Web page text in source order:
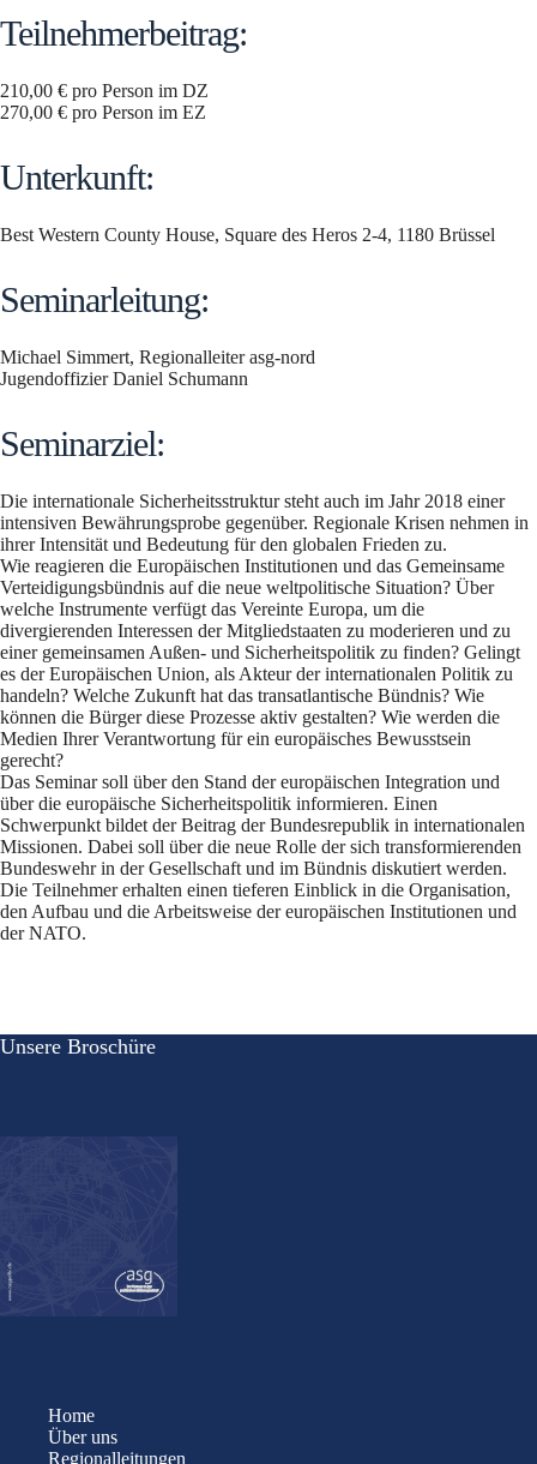
Teilnehmerbeitrag:
210,00 € pro Person im DZ
270,00 € pro Person im EZ
Unterkunft:
Best Western County House, Square des Heros 2-4, 1180 Brüssel
Seminarleitung:
Michael Simmert, Regionalleiter asg-nord
Jugendoffizier Daniel Schumann
Seminarziel:
Die internationale Sicherheitsstruktur steht auch im Jahr 2018 einer
intensiven Bewährungsprobe gegenüber. Regionale Krisen nehmen in
ihrer Intensität und Bedeutung für den globalen Frieden zu.
Wie reagieren die Europäischen Institutionen und das Gemeinsame
Verteidigungsbündnis auf die neue weltpolitische Situation? Über
welche Instrumente verfügt das Vereinte Europa, um die
divergierenden Interessen der Mitgliedstaaten zu moderieren und zu
einer gemeinsamen Außen- und Sicherheitspolitik zu finden? Gelingt
es der Europäischen Union, als Akteur der internationalen Politik zu
handeln? Welche Zukunft hat das transatlantische Bündnis? Wie
können die Bürger diese Prozesse aktiv gestalten? Wie werden die
Medien Ihrer Verantwortung für ein europäisches Bewusstsein
gerecht?
Das Seminar soll über den Stand der europäischen Integration und
über die europäische Sicherheitspolitik informieren. Einen
Schwerpunkt bildet der Beitrag der Bundesrepublik in internationalen
Missionen. Dabei soll über die neue Rolle der sich transformierenden
Bundeswehr in der Gesellschaft und im Bündnis diskutiert werden.
Die Teilnehmer erhalten einen tieferen Einblick in die Organisation,
den Aufbau und die Arbeitsweise der europäischen Institutionen und
der NATO.
Unsere Broschüre
Home
Über uns
Regionalleitungen